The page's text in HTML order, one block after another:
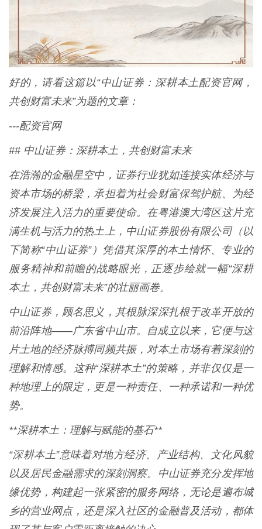
好的，请看这篇以“中山证券：深耕本土配资官网，
共创财富未来”为题的文章：
---配资官网
## 中山证券：深耕本土，共创财富未来
在浩瀚的金融星空中，证券行业犹如连接实体经济与
资本市场的桥梁，承担着为社会财富保驾护航、为经
济发展注入活力的重要使命。在粤港澳大湾区这片充
满生机与活力的热土上，中山证券股份有限公司（以
下简称“中山证券”）凭借其深厚的本土情怀、专业的
服务精神和前瞻的战略眼光，正逐步绘就一幅“深耕
本土，共创财富未来”的壮丽画卷。
中山证券，顾名思义，其根脉深深扎根于改革开放的
前沿阵地——广东省中山市。自成立以来，它便与这
片土地的经济脉搏同频共振，对本土市场有着深刻的
理解和情感。这种“深耕本土”的策略，并非仅仅是一
种地理上的限定，更是一种责任、一种承诺和一种优
势。
**深耕本土：理解与赋能的基石**
“深耕本土”意味着对地方经济、产业结构、文化风貌
以及居民金融需求的深刻洞察。中山证券充分发挥地
缘优势，构建起一张紧密的服务网络，无论是遍布城
乡的营业网点，还是深入社区的金融普及活动，都体